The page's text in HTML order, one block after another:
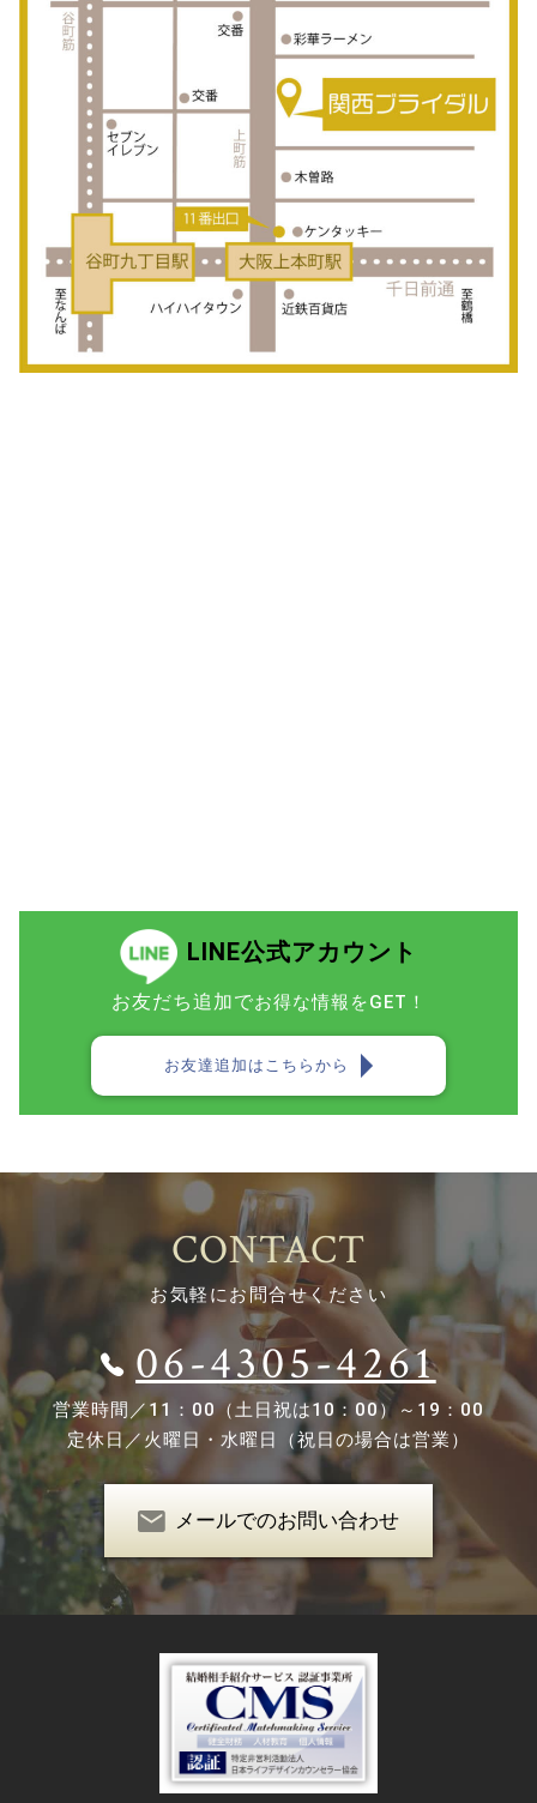
LINE公式アカウント
お友だち追加でお得な情報をGET！
お友達追加はこちらから
CONTACT
お気軽にお問合せください
06-4305-4261
営業時間／11：00（土日祝は10：00）～19：00
定休日／火曜日・水曜日（祝日の場合は営業）
メールでのお問い合わせ